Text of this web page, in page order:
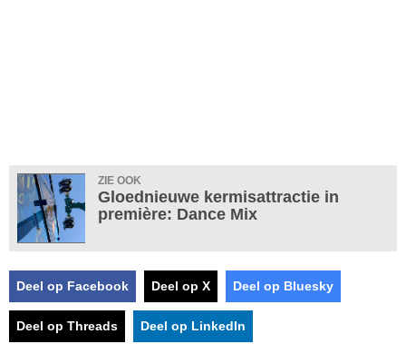
ZIE OOK
Gloednieuwe kermisattractie in
première: Dance Mix
Deel op Facebook Deel op X Deel op Bluesky
Deel op Threads Deel op LinkedIn